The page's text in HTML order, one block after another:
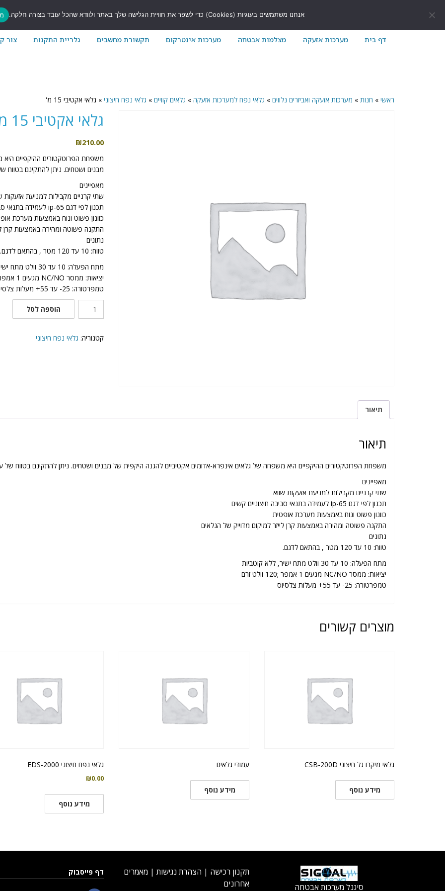
7411171@gmail.com
דף בית מערכות אזעקה מצלמות אבטחה מערכות אינטרקום תקשורת מחשבים גלריית התקנות צור
ראשי » חנות » מערכות אזעקה ואביזרים נלווים » גלאי נפח למערכות אזעקה » גלאים קוויים » גלאי נפח חיצוני » גלאי אקטיבי 15 מ'
גלאי אקטיבי 15 מ'
₪210.00
משפחת הפרוטקטורים ההיקפיים
מבנים ושטחים. ניתן להתקינם בטווח של עד 120 מטר,
מאפיינים
שתי קרניים מקבילות למניעת אזעקות
תכנון לפי דגם ip-65 לעמידה בתנאי סביבה חיצוניים קשים
כוונון פשוט ונוח באמצעות מערכת
התקנה פשוטה ומהירה באמצעות קרן
נתונים
טווח: 10 עד 120 מטר , בהתאם לדגם.
מתח הפעלה: 10 עד 30 וולט מתח ישיר, ללא קוטביות
יציאות: ממסר NC/NO מגעים 1 אמפר ;120 וולט זרם
טמפרטורה: 25- עד 55+ מעלות צלסיוס
אקטיבי
הוספה לסל
קטגוריה: גלאי נפח חיצוני
תיאור
תיאור
משפחת הפרוטקטורים ההיקפיים היא משפחה של גלאים אינפרא-אדומים אקטיביים להגנה היקפית של מבנים ושטחים. ניתן להתקינם בטווח של עד 120 מטר, בהתאם
מאפיינים
שתי קרניים מקבילות למניעת אזעקות שווא
תכנון לפי דגם ip-65 לעמידה בתנאי סביבה חיצוניים קשים
כוונון פשוט ונוח באמצעות מערכת אופטית
התקנה פשוטה ומהירה באמצעות קרן לייזר למיקום מדוייק של הגלאים
נתונים
טווח: 10 עד 120 מטר , בהתאם לדגם.
מתח הפעלה: 10 עד 30 וולט מתח ישיר, ללא קוטביות
יציאות: ממסר NC/NO מגעים 1 אמפר ;120 וולט זרם
טמפרטורה: 25- עד 55+ מעלות צלסיוס
מוצרים קשורים
גלאי מיקרו גל חיצוני CSB-200D
מידע נוסף
עמודי גלאים
מידע נוסף
גלאי נפח חיצוני EDS-2000
₪0.00
מידע נוסף
סיגנל מערכות אבטחה
תקנון רכישה | הצהרת נגישות | מאמרים
אחרונים
דף פייסבוק
אנחנו משתמשים בעוגיות (Cookies) כדי לשפר את חוויית הגלישה שלך באתר ולוודא שהכל עובד בצורה חלקה.